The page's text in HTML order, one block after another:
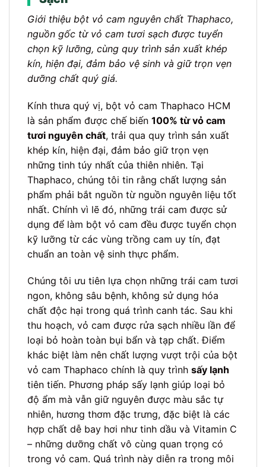
Giới thiệu bột vỏ cam nguyên chất Thaphaco,
nguồn gốc từ vỏ cam tươi sạch được tuyển
chọn kỹ lưỡng, cùng quy trình sản xuất khép
kín, hiện đại, đảm bảo vệ sinh và giữ trọn vẹn
dưỡng chất quý giá.
Kính thưa quý vị, bột vỏ cam Thaphaco HCM
là sản phẩm được chế biến 100% từ vỏ cam
tươi nguyên chất, trải qua quy trình sản xuất
khép kín, hiện đại, đảm bảo giữ trọn vẹn
những tinh túy nhất của thiên nhiên. Tại
Thaphaco, chúng tôi tin rằng chất lượng sản
phẩm phải bắt nguồn từ nguồn nguyên liệu tốt
nhất. Chính vì lẽ đó, những trái cam được sử
dụng để làm bột vỏ cam đều được tuyển chọn
kỹ lưỡng từ các vùng trồng cam uy tín, đạt
chuẩn an toàn vệ sinh thực phẩm.
Chúng tôi ưu tiên lựa chọn những trái cam tươi
ngon, không sâu bệnh, không sử dụng hóa
chất độc hại trong quá trình canh tác. Sau khi
thu hoạch, vỏ cam được rửa sạch nhiều lần để
loại bỏ hoàn toàn bụi bẩn và tạp chất. Điểm
khác biệt làm nên chất lượng vượt trội của bột
vỏ cam Thaphaco chính là quy trình sấy lạnh
tiên tiến. Phương pháp sấy lạnh giúp loại bỏ
độ ẩm mà vẫn giữ nguyên được màu sắc tự
nhiên, hương thơm đặc trưng, đặc biệt là các
hợp chất dễ bay hơi như tinh dầu và Vitamin C
– những dưỡng chất vô cùng quan trọng có
trong vỏ cam. Quá trình này diễn ra trong môi